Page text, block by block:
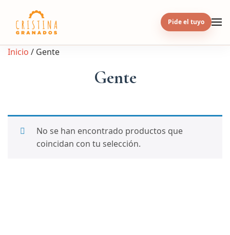
content
Pide el tuyo
Inicio / Gente
Gente
No se han encontrado productos que
coincidan con tu selección.